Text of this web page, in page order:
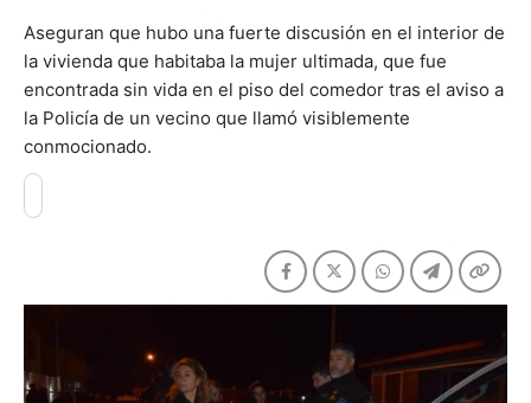
Aseguran que hubo una fuerte discusión en el interior de
la vivienda que habitaba la mujer ultimada, que fue
encontrada sin vida en el piso del comedor tras el aviso a
la Policía de un vecino que llamó visiblemente
conmocionado.